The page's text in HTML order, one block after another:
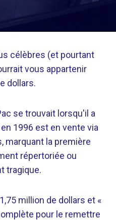
célèbres (et pourtant
vous appartenir
dollars.
se trouvait lorsqu'il a
1996 est en vente via
marquant la première
répertoriée ou
tragique.
million de dollars et «
pour le remettre